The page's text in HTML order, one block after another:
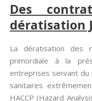
Des
dératisation
La dératisation des
primordiale à la
entreprises servant du
sanitaires
HACCP (Hazard